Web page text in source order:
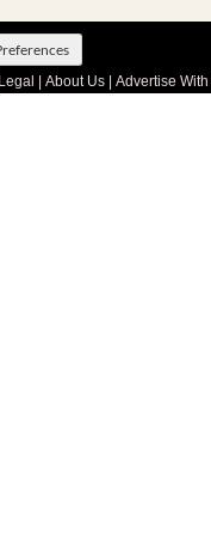
Legal About Us| Advertise